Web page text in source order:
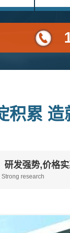
积累
研发强势,价格
Strong research